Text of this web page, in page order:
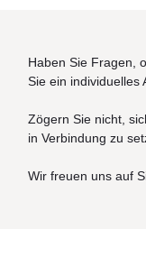
Haben Sie Fragen,
Sie ein individuelles
Zögern Sie nicht,
in Verbindung zu
Wir freuen uns auf